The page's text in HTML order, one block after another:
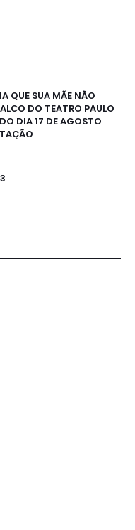
QUE SUA MÃE NÃO
DO TEATRO PAULO
DIA 17 DE AGOSTO